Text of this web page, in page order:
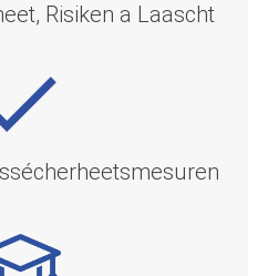
Risiken a Laascht